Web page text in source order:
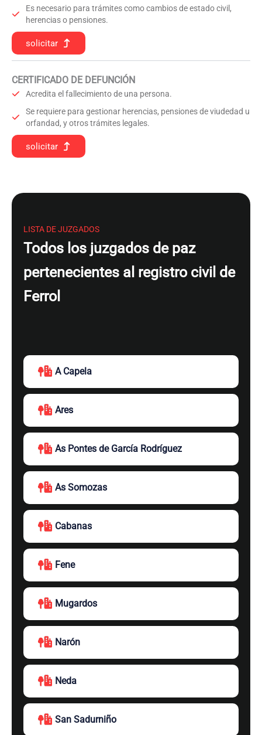
Es necesario para trámites como cambios de estado civil,
herencias o pensiones.
solicitar
CERTIFICADO DE DEFUNCIÓN
Acredita el fallecimiento de una persona.
Se requiere para gestionar herencias, pensiones de viudedad u
orfandad, y otros trámites legales.
solicitar
LISTA DE JUZGADOS
Todos los juzgados de paz
pertenecientes al registro civil de
Ferrol
A Capela
Ares
As Pontes de García Rodríguez
As Somozas
Cabanas
Fene
Mugardos
Narón
Neda
San Sadurniño